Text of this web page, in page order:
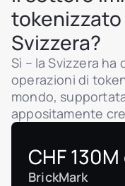
tokenizzato
Svizzera?
Sì – la Svizzera
operazioni di
mondo,
appositamente
CHF
BrickMark